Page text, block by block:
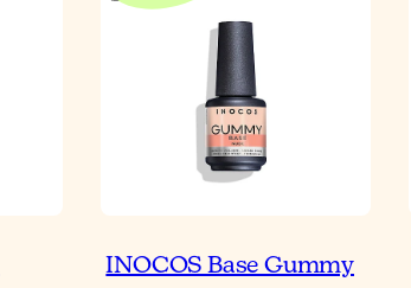
INOCOS Base Gummy